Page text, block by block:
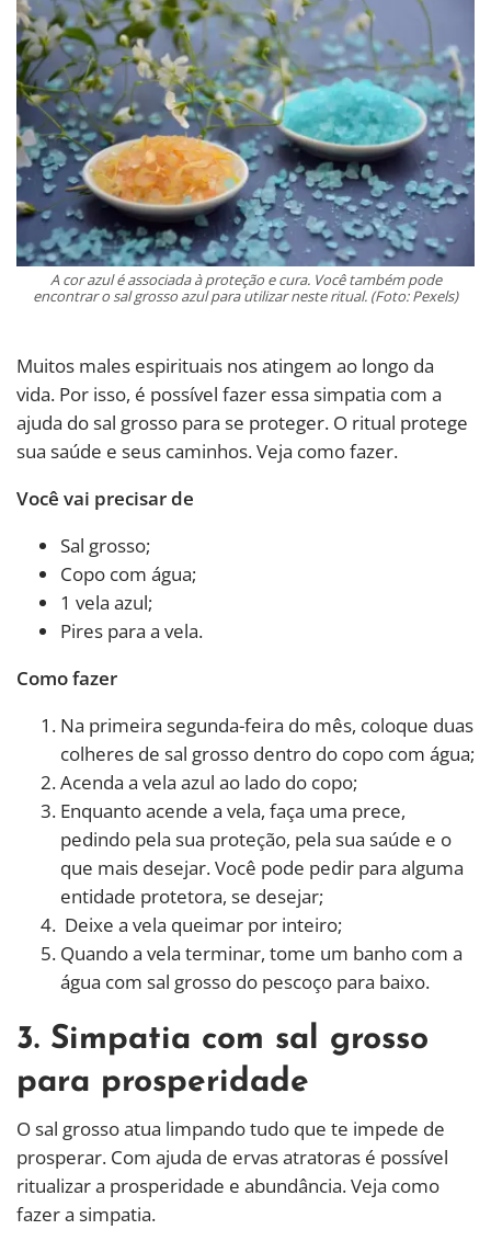
A cor azul é associada à proteção e cura. Você também pode
encontrar o sal grosso azul para utilizar neste ritual. (Foto: Pexels)
Muitos males espirituais nos atingem ao longo da
vida. Por isso, é possível fazer essa simpatia com a
ajuda do sal grosso para se proteger. O ritual protege
sua saúde e seus caminhos. Veja como fazer.
Você vai precisar de
Sal grosso;
Copo com água;
1 vela azul;
Pires para a vela.
Como fazer
Na primeira segunda-feira do mês, coloque duas
colheres de sal grosso dentro do copo com água;
Acenda a vela azul ao lado do copo;
Enquanto acende a vela, faça uma prece,
pedindo pela sua proteção, pela sua saúde e o
que mais desejar. Você pode pedir para alguma
entidade protetora, se desejar;
Deixe a vela queimar por inteiro;
Quando a vela terminar, tome um banho com a
água com sal grosso do pescoço para baixo.
3. Simpatia com sal grosso
para prosperidade
O sal grosso atua limpando tudo que te impede de
prosperar. Com ajuda de ervas atratoras é possível
ritualizar a prosperidade e abundância. Veja como
fazer a simpatia.